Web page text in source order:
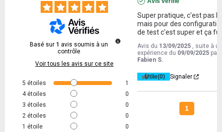
Basé sur 1 avis soumis à un
contrôle
Voir tous les avis sur ce site
5 étoiles
1
4 étoiles
0
3 étoiles
0
2 étoiles
0
1 étoile 0
Super pratique, c'est pas
mais pour des
de test c'est super et ça
Avis du 13/09/2025 , suite à
expérience du 09/09/2025 par
Fabien S.
Utile(0) Signaler
1